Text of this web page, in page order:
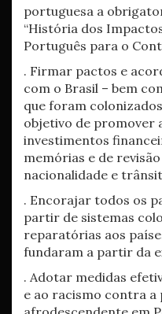
portuguesa a
“História dos
Português para o
. Firmar pactos e
com o Brasil – bem
que foram
objetivo de promover
investimentos
memórias e de
nacionalidade e
. Encorajar todos os
partir de sistemas
reparatórias aos
fundaram a partir da
. Adotar medidas
e ao racismo contra a